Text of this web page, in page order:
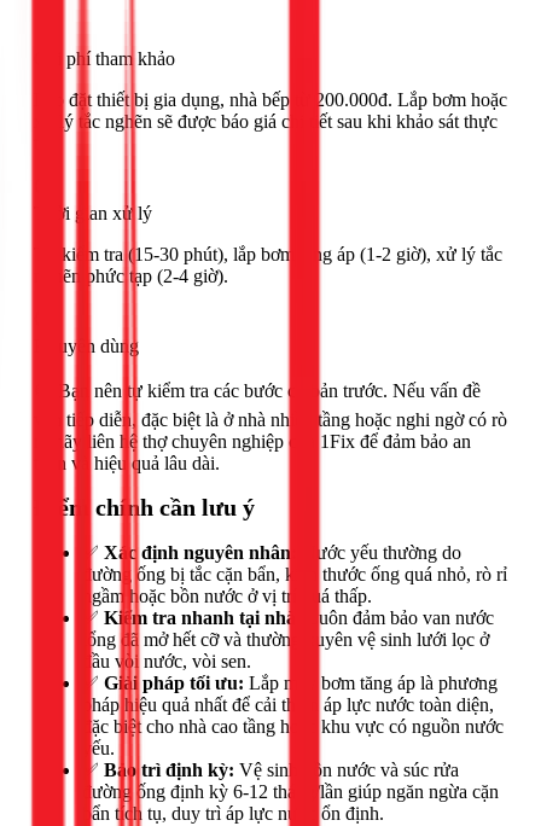
Chi phí tham khảo
Lắp đặt thiết bị gia dụng, nhà bếp từ 200.000đ. Lắp bơm hoặc
xử lý tắc nghẽn sẽ được báo giá chi tiết sau khi khảo sát thực
Thời gian xử lý
Tự kiểm tra (15-30 phút), lắp bơm tăng áp (1-2 giờ), xử lý tắc
nghẽn phức tạp (2-4 giờ).
Khuyên dùng
🟢 Bạn nên tự kiểm tra các bước cơ bản trước. Nếu vấn đề
vẫn tiếp diễn, đặc biệt là ở nhà nhiều tầng hoặc nghi ngờ có rò
rỉ, hãy liên hệ thợ chuyên nghiệp của 1Fix để đảm bảo an
toàn và hiệu quả lâu dài.
Điểm chính cần lưu ý
✅ Xác định nguyên nhân:
Nước yếu thường do
đường ống bị tắc cặn bẩn, kích thước ống quá nhỏ, rò rỉ
ngầm hoặc bồn nước ở vị trí quá thấp.
✅ Kiểm tra nhanh tại nhà:
Luôn đảm bảo van nước
tổng đã mở hết cỡ và thường xuyên vệ sinh lưới lọc ở
đầu vòi nước, vòi sen.
✅ Giải pháp tối ưu: Lắp máy bơm tăng áp là phương
pháp hiệu quả nhất để cải thiện áp lực nước toàn diện,
đặc biệt cho nhà cao tầng hoặc khu vực có nguồn nước
yếu.
✅ Bảo trì định kỳ: Vệ sinh bồn nước và súc rửa
đường ống định kỳ 6-12 tháng/lần giúp ngăn ngừa cặn
bẩn tích tụ, duy trì áp lực nước ổn định.